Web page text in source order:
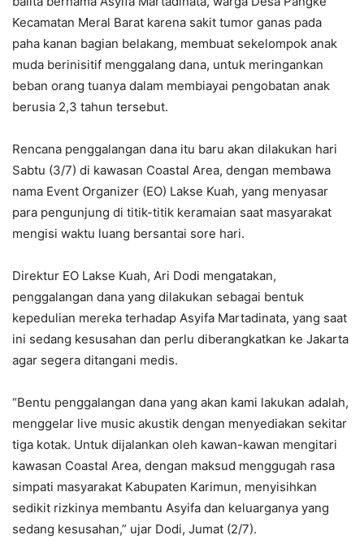
Kecamatan Meral Barat karena sakit tumor ganas pada
paha kanan bagian belakang, membuat sekelompok anak
muda berinisitif menggalang dana, untuk meringankan
beban orang tuanya dalam membiayai pengobatan anak
berusia 2,3 tahun tersebut.
Rencana penggalangan dana itu baru akan dilakukan hari
Sabtu (3/7) di kawasan Coastal Area, dengan membawa
nama Event Organizer (EO) Lakse Kuah, yang menyasar
para pengunjung di titik-titik keramaian saat masyarakat
mengisi waktu luang bersantai sore hari.
Direktur EO Lakse Kuah, Ari Dodi mengatakan,
penggalangan dana yang dilakukan sebagai bentuk
kepedulian mereka terhadap Asyifa Martadinata, yang saat
ini sedang kesusahan dan perlu diberangkatkan ke Jakarta
agar segera ditangani medis.
“Bentu penggalangan dana yang akan kami lakukan adalah,
menggelar live music akustik dengan menyediakan sekitar
tiga kotak. Untuk dijalankan oleh kawan-kawan mengitari
kawasan Coastal Area, dengan maksud menggugah rasa
simpati masyarakat Kabupaten Karimun, menyisihkan
sedikit rizkinya membantu Asyifa dan keluarganya yang
sedang kesusahan,” ujar Dodi, Jumat (2/7).